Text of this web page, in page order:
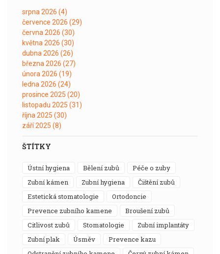
srpna 2026 (4)
července 2026 (29)
června 2026 (30)
května 2026 (30)
dubna 2026 (26)
března 2026 (27)
února 2026 (19)
ledna 2026 (24)
prosince 2025 (20)
listopadu 2025 (31)
října 2025 (30)
září 2025 (8)
ŠTÍTKY
ústní hygiena bělení zubů
péče o zuby
zubní kámen
zubní hygiena
čištění zubů
estetická stomatologie
ortodoncie
prevence zubního kamene
broušení zubů
citlivost zubů
stomatologie
zubní implantáty
zubní plak
úsměv
prevence kazu